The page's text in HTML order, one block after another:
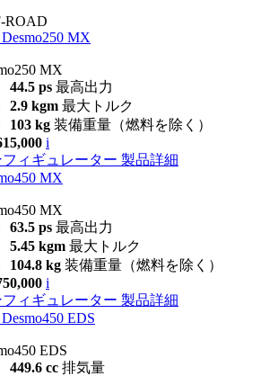
ROAD
Desmo250 MX
MX
44.5 ps 最高出力
2.9 kgm 最大トルク
103 kg 装備重量（燃料を除く）
i
フィギュレーター 製品詳細
MX
MX
63.5 ps 最高出力
5.45 kgm 最大トルク
104.8 kg 装備重量（燃料を除く）
i
フィギュレーター 製品詳細
Desmo450 EDS
EDS
449.6 cc 排気量